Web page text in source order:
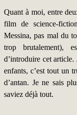
Quant à moi, entre
film de science-
Messina, pas mal du
trop brutalement),
d’introduire cet
enfants, c’est tout un
d’antan. Je ne sais
saviez déjà tout.